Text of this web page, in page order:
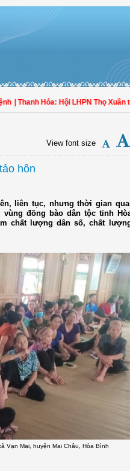
Hóa: Hội LHPN Thọ Xuân tích
View font size
hôn
liên tục, nhưng thời gian
đồng bào dân tộc tỉnh
chất lượng dân số, chất
Vạn Mai, huyện Mai Châu, Hòa Bình